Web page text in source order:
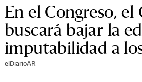
En el Congreso,
buscará bajar la
imputabilidad a
elDiarioAR